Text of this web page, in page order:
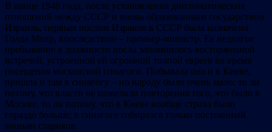
В конце 1948 года, после установления дипломатических
отношений между СССР и вновь образованным государством
Израиль, первым послом Израиля в СССР была назначена
Голда Меир, впоследствии – премьер‐министр. Ее недолгое
пребывание в должности посла запомнилось восторженной
встречей, устроенной ей огромной толпой евреев во время
посещения московской синагоги. Побывала она и в Киеве,
пришла и там в синагогу – но народу было очень мало: то ли
потому, что власти не пожелали повторения того, что было в
Москве, то ли потому, что в Киеве вообще страха было
гораздо больше; в синагоге собирался только постоянный
миньян стариков.